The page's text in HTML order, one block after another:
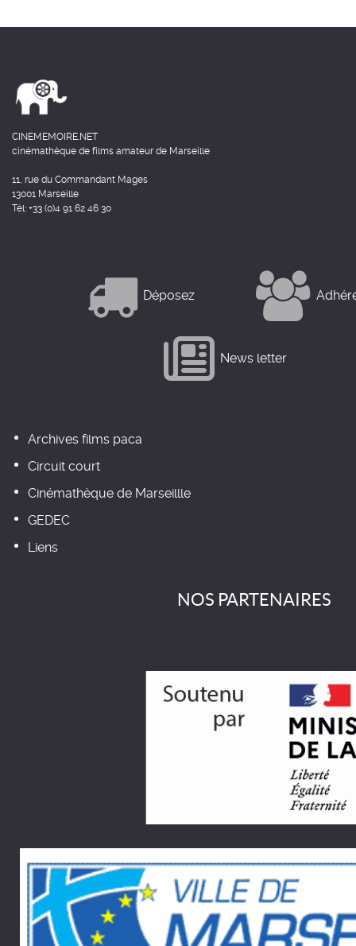
CINEMEMOIRE.NET
cinémathèque de films amateur de Marseille
11, rue du Commandant Mages
13001 Marseille
Tél: +33 (0)4 91 62 46 30
Déposez
News letter
Archives films paca
Circuit court
Cinémathèque de Marseillle
GEDEC
Liens
NOS PARTENAIRES